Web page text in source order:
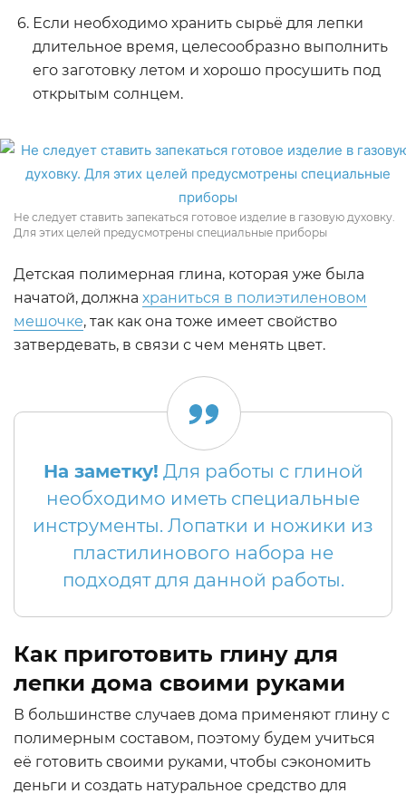
Если необходимо хранить сырьё для лепки
длительное время, целесообразно выполнить
его заготовку летом и хорошо просушить под
открытым солнцем.
Не следует ставить запекаться готовое изделие в газовую духовку.
Для этих целей предусмотрены специальные приборы
Детская полимерная глина, которая уже была
начатой, должна храниться в полиэтиленовом
мешочке, так как она тоже имеет свойство
затвердевать, в связи с чем менять цвет.
На заметку! Для работы с глиной
необходимо иметь специальные
инструменты. Лопатки и ножики из
пластилинового набора не
подходят для данной работы.
Как приготовить глину для
лепки дома своими руками
В большинстве случаев дома применяют глину с
полимерным составом, поэтому будем учиться
её готовить своими руками, чтобы сэкономить
деньги и создать натуральное средство для